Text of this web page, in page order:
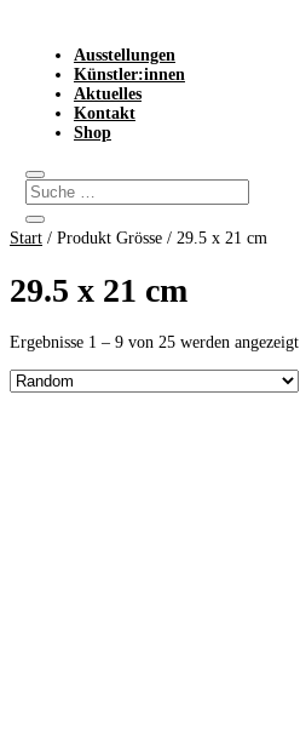
Ausstellungen
Künstler:innen
Aktuelles
Kontakt
Shop
Start / Produkt Grösse / 29.5 x 21 cm
29.5 x 21 cm
Ergebnisse 1 – 9 von 25 werden angezeigt